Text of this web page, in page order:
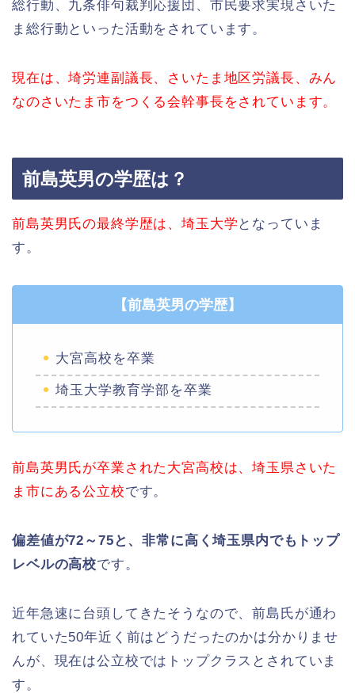
総行動、九条俳句裁判応援団、市民要求実現さいた
ま総行動といった活動をされています。
現在は、埼労連副議長、さいたま地区労議長、みん
なのさいたま市をつくる会幹事長をされています。
前島英男の学歴は？
前島英男氏の最終学歴は、埼玉大学 となっていま
す。
【前島英男の学歴】
大宮高校を卒業
埼玉大学教育学部を卒業
前島英男氏が卒業された大宮高校は、埼玉県さいた
ま市にある公立校です。
偏差値が72～75と、非常に高く埼玉県内でもトップ
レベルの高校です。
近年急速に台頭してきたそうなので、前島氏が通わ
れていた50年近く前はどうだったのかは分かりませ
んが、現在は公立校ではトップクラスとされていま
す。